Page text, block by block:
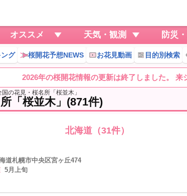
オススメ 天気・観測 防災
グ 桜開花予想NEWS お花見動画 目的別検索
2026年の桜開花情報の更新は終了しました。 来
国の花見・桜名所「桜並木」
「桜並木」(871件)
北海道（31件）
道札幌市中央区宮ヶ丘474
5月上旬